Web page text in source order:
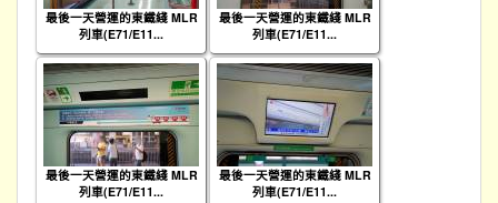
最後一天營運的東鐵綫 MLR
列車(E71/E11...
最後一天營運的東鐵綫 MLR
列車(E71/E11...
最後一天營運的東鐵綫 MLR
列車(E71/E11...
最後一天營運的東鐵綫 MLR
列車(E71/E11...